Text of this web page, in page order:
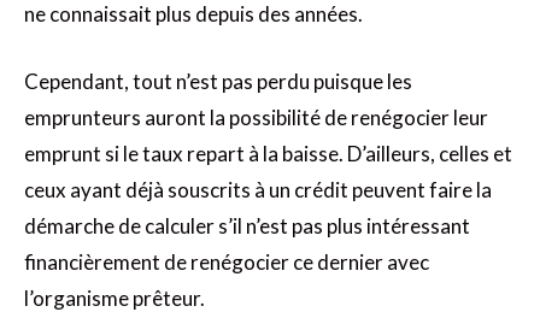
ne connaissait plus depuis des années.
Cependant, tout n’est pas perdu puisque les
emprunteurs auront la possibilité de renégocier leur
emprunt si le taux repart à la baisse. D’ailleurs, celles et
ceux ayant déjà souscrits à un crédit peuvent faire la
démarche de calculer s’il n’est pas plus intéressant
financièrement de renégocier ce dernier avec
l’organisme prêteur.